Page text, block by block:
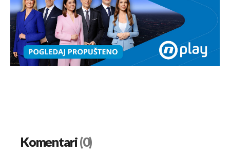
Komentari(0)